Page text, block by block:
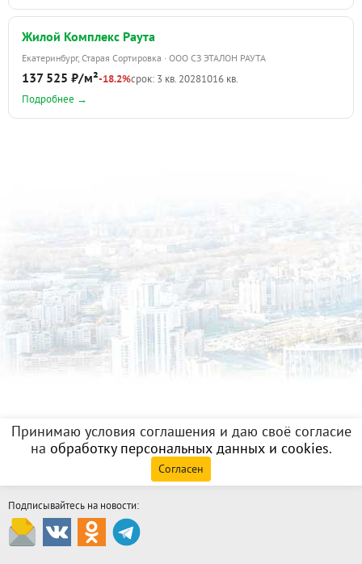
Жилой Комплекс Раута
Екатеринбург, Старая Сортировка · ООО СЗ ЭТАЛОН РАУТА
137 525 ₽/м²-18.2%срок: 3 кв. 20281016 кв.
Подробнее →
Принимаю условия соглашения и даю своё согласие
на обработку персональных данных и cookies.
Согласен
Подписывайтесь на новости: